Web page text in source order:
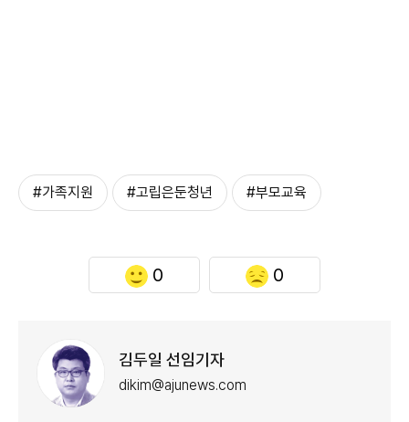
#가족지원 #고립은둔청년 #부모교육
0 0
김두일 선임기자
dikim@ajunews.com